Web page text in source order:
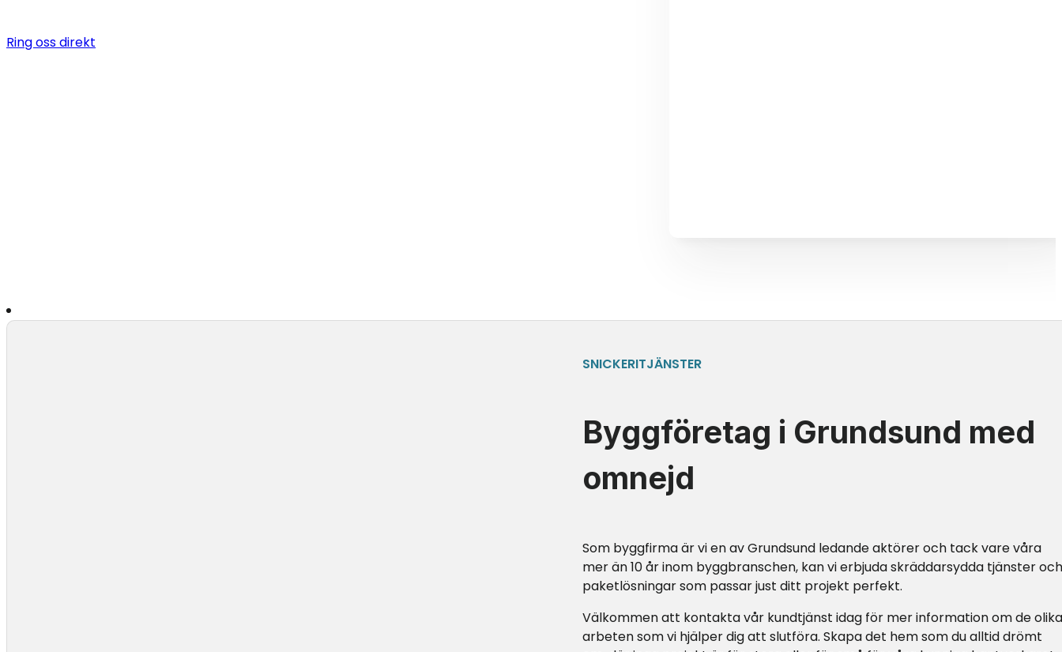
Ring oss direkt
Byggföretag i Grundsund med
omnejd
Som byggfirma är vi en av Grundsund ledande aktörer och tack vare våra
mer än 10 år inom byggbranschen, kan vi erbjuda skräddarsydda tjänster och
paketlösningar som passar just ditt projekt perfekt.
Välkommen att kontakta vår kundtjänst idag för mer information om de olika
arbeten som vi hjälper dig att slutföra. Skapa det hem som du alltid drömt
SNICKERITJÄNSTER